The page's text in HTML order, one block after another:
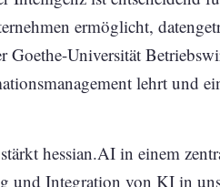
ermöglicht,
Goethe-Universität
lehrt und
hessian.AI in einem
und Integration von KI in